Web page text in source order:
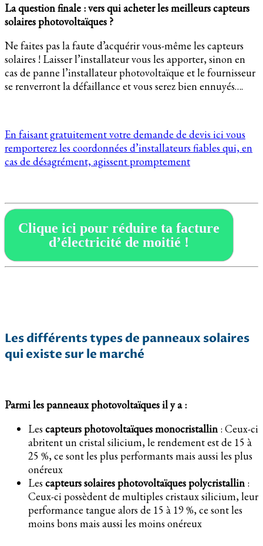
La question finale : vers qui acheter les meilleurs capteurs
solaires photovoltaïques ?
Ne faites pas la faute d’acquérir vous-même les capteurs
solaires ! Laisser l’installateur vous les apporter, sinon en
cas de panne l’installateur photovoltaïque et le fournisseur
se renverront la défaillance et vous serez bien ennuyés….
En faisant gratuitement votre demande de devis ici vous
remporterez les coordonnées d’installateurs fiables qui, en
cas de désagrément, agissent promptement
Clique ici pour réduire ta facture
d’électricité de moitié !
Les différents types de panneaux solaires
qui existe sur le marché
Parmi les panneaux photovoltaïques il y a :
Les capteurs photovoltaïques monocristallin : Ceux-ci
abritent un cristal silicium, le rendement est de 15 à
25 %, ce sont les plus performants mais aussi les plus
onéreux
Les capteurs solaires photovoltaïques polycristallin :
Ceux-ci possèdent de multiples cristaux silicium, leur
performance tangue alors de 15 à 19 %, ce sont les
moins bons mais aussi les moins onéreux